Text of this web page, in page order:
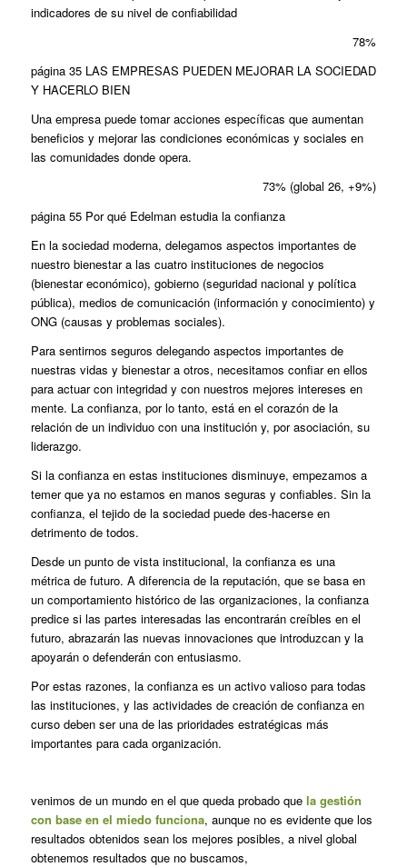
indicadores de su nivel de confiabilidad
78%
página 35 LAS EMPRESAS PUEDEN MEJORAR LA SOCIEDAD
Y HACERLO BIEN
Una empresa puede tomar acciones específicas que aumentan
beneficios y mejorar las condiciones económicas y sociales en
las comunidades donde opera.
73% (global 26, +9%)
página 55 Por qué Edelman estudia la confianza
En la sociedad moderna, delegamos aspectos importantes de
nuestro bienestar a las cuatro instituciones de negocios
(bienestar económico), gobierno (seguridad nacional y política
pública), medios de comunicación (información y conocimiento) y
ONG (causas y problemas sociales).
Para sentirnos seguros delegando aspectos importantes de
nuestras vidas y bienestar a otros, necesitamos confiar en ellos
para actuar con integridad y con nuestros mejores intereses en
mente. La confianza, por lo tanto, está en el corazón de la
relación de un individuo con una institución y, por asociación, su
liderazgo.
Si la confianza en estas instituciones disminuye, empezamos a
temer que ya no estamos en manos seguras y confiables. Sin la
confianza, el tejido de la sociedad puede des-hacerse en
detrimento de todos.
Desde un punto de vista institucional, la confianza es una
métrica de futuro. A diferencia de la reputación, que se basa en
un comportamiento histórico de las organizaciones, la confianza
predice si las partes interesadas las encontrarán creíbles en el
futuro, abrazarán las nuevas innovaciones que introduzcan y la
apoyarán o defenderán con entusiasmo.
Por estas razones, la confianza es un activo valioso para todas
las instituciones, y las actividades de creación de confianza en
curso deben ser una de las prioridades estratégicas más
importantes para cada organización.
venimos de un mundo en el que queda probado que la gestión
con base en el miedo funciona, aunque no es evidente que los
resultados obtenidos sean los mejores posibles, a nivel global
obtenemos resultados que no buscamos,